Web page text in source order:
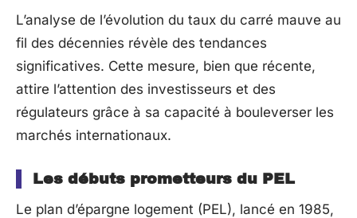
L’analyse de l’évolution du taux du carré mauve au
fil des décennies révèle des tendances
significatives. Cette mesure, bien que récente,
attire l’attention des investisseurs et des
régulateurs grâce à sa capacité à bouleverser les
marchés internationaux.
Les débuts prometteurs du PEL
Le plan d’épargne logement (PEL), lancé en 1985,